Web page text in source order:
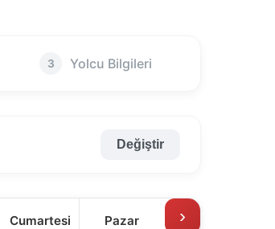
3 Yolcu Bilgileri
Değiştir
Cumartesi Pazar ›